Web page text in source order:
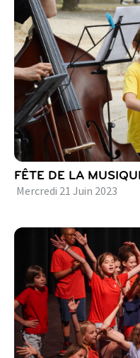
FÊTE DE LA
Mercredi 21 Juin 2023